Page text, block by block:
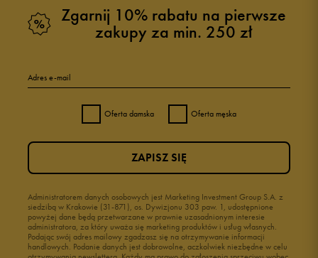
4 4%
1 0%
Zgarnij 10% rabatu na pierwsze
zakupy za min. 250 zł
Adres e-mail
Oferta damska Oferta męska
Administratorem danych osobowych jest Marketing Investment Group S.A. z
siedzibą w Krakowie (31-871), os. Dywizjonu 303 paw. 1, udostępnione
powyżej dane będą przetwarzane w prawnie uzasadnionym interesie
administratora, za który uważa się marketing produktów i usług własnych.
Podając swój adres mailowy zgadzasz się na otrzymywanie informacji
handlowych. Podanie danych jest dobrowolne, aczkolwiek niezbędne w celu
ZAPISZ SIĘ